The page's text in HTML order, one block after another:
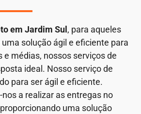
em Jardim Sul , para aqueles
solução ágil e eficiente para
e médias, nossos serviços de
ideal. Nosso serviço de
para ser ágil e eficiente.
a realizar as entregas no
uma solução